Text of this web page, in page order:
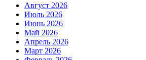
Август 2026
Июль 2026
Июнь 2026
Май 2026
Апрель 2026
Март 2026